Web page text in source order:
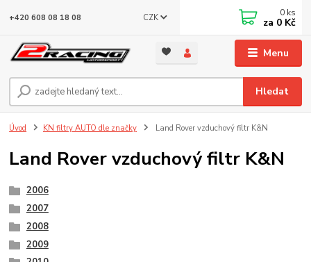
Menu
CZK
Hledat
+420 608 08 18 08 0 ks
za 0 Kč
Úvod KN filtry AUTO dle značky Land Rover vzduchový filtr K&N
Land Rover vzduchový filtr K&N
2006
2007
2008
2009